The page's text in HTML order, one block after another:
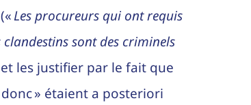
Les procureurs qui ont requis
sont des criminels
les justifier par le fait que
» étaient a posteriori